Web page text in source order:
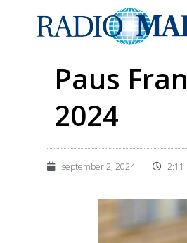
Paus
2024
september 2, 2024 2:11